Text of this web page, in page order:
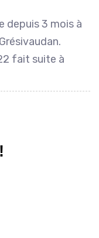
depuis 3 mois à
fait suite à